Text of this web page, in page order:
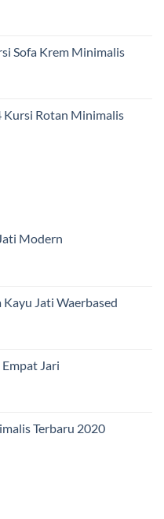
Sofa Krem Minimalis
Kursi Rotan Minimalis
Modern
Jati Waerbased
Jari
Terbaru 2020